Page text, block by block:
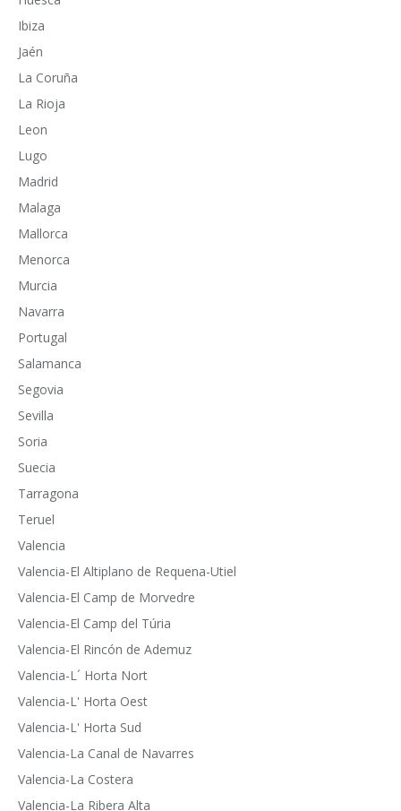
Ibiza
Jaén
La Coruña
La Rioja
Leon
Lugo
Madrid
Malaga
Mallorca
Menorca
Murcia
Navarra
Portugal
Salamanca
Segovia
Sevilla
Soria
Suecia
Tarragona
Teruel
Valencia
Valencia-El Altiplano de Requena-Utiel
Valencia-El Camp de Morvedre
Valencia-El Camp del Túria
Valencia-El Rincón de Ademuz
Valencia-L´ Horta Nort
Valencia-L' Horta Oest
Valencia-L' Horta Sud
Valencia-La Canal de Navarres
Valencia-La Costera
Valencia-La Ribera Alta